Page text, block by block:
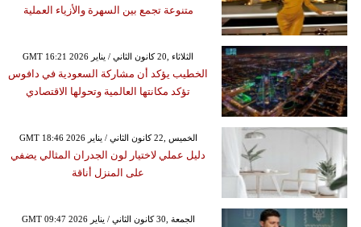
متنوعة تجمع بين السهرة والأزياء العملية
GMT 16:21 2026 الثلاثاء ,20 كانون الثاني / يناير
الخطيب يؤكد أن مشاركة السعودية في دافوس
تؤكد مكانتها العالمية وتحولها الاقتصادي
GMT 18:46 2026 الخميس ,22 كانون الثاني / يناير
دليل عملي لاختيار لون الجدران المثالي يضفي
على المنزل أناقة
GMT 09:47 2026 الجمعة ,30 كانون الثاني / يناير